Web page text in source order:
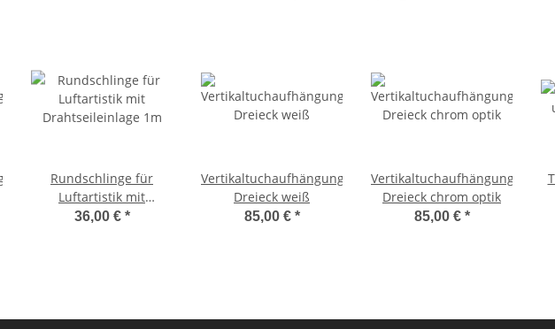
Rundschlinge für
Luftartistik mit
Drahtseileinlage 1m
36,00 € *
Vertikaltuchaufhängung
Dreieck weiß
85,00 € *
Vertikaltuchaufhängung
Dreieck chrom optik
85,00 € *